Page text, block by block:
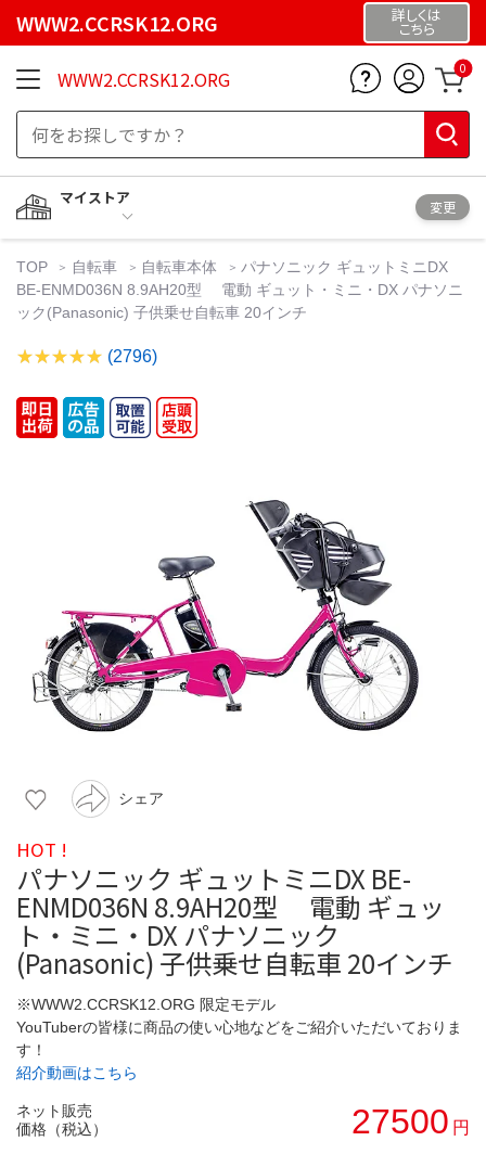
WWW2.CCRSK12.ORG 詳しくは
こちら
WWW2.CCRSK12.ORG 0
マイストア
変更
TOP 自転車 自転車本体
パナソニック ギュットミニDX
BE-ENMD036N 8.9AH20型 電動 ギュット・ミニ・DX パナソニ
ック(Panasonic) 子供乗せ自転車 20インチ
(2796)
シェア
HOT !
パナソニック ギュットミニDX BE-
ENMD036N 8.9AH20型 電動 ギュッ
ト・ミニ・DX パナソニック
(Panasonic) 子供乗せ自転車 20インチ
※WWW2.CCRSK12.ORG 限定モデル
YouTuberの皆様に商品の使い心地などをご紹介いただいておりま
す！
紹介動画はこちら
ネット販売
価格（税込）
27500 円